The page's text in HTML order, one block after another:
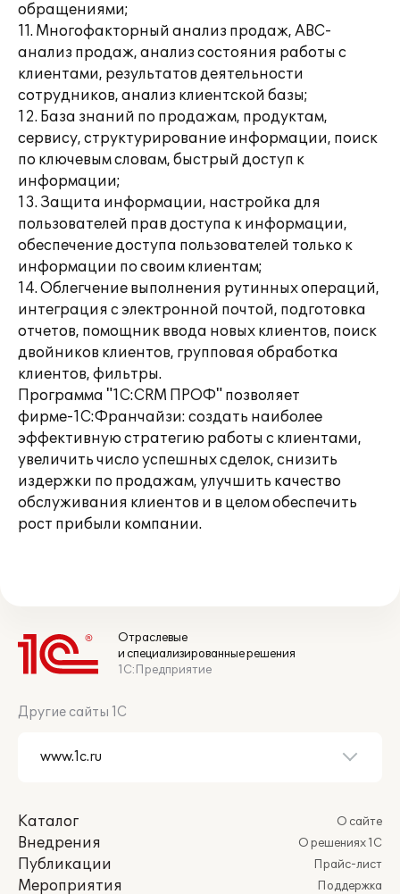
обращениями;
11. Многофакторный анализ продаж, АВС-
анализ продаж, анализ состояния работы с
клиентами, результатов деятельности
сотрудников, анализ клиентской базы;
12. База знаний по продажам, продуктам,
сервису, структурирование информации, поиск
по ключевым словам, быстрый доступ к
информации;
13. Защита информации, настройка для
пользователей прав доступа к информации,
обеспечение доступа пользователей только к
информации по своим клиентам;
14. Облегчение выполнения рутинных операций,
интеграция с электронной почтой, подготовка
отчетов, помощник ввода новых клиентов, поиск
двойников клиентов, групповая обработка
клиентов, фильтры.
Программа "1С:CRM ПРОФ" позволяет
фирме-1С:Франчайзи: создать наиболее
эффективную стратегию работы с клиентами,
увеличить число успешных сделок, снизить
издержки по продажам, улучшить качество
обслуживания клиентов и в целом обеспечить
рост прибыли компании.
Отраслевые
и специализированные решения
1С:Предприятие
Другие сайты 1С
Каталог
Внедрения
Публикации
Мероприятия
О сайте
О решениях 1С
Прайс-лист
Поддержка